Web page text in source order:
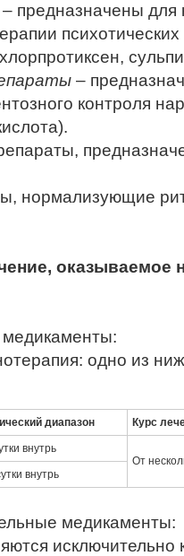
– предназначены для
–
контроля
нормализующие
оказываемое
медикаменты:
одно из
диапазон Курс
внутрь
От
внутрь
медикаменты:
исключительно